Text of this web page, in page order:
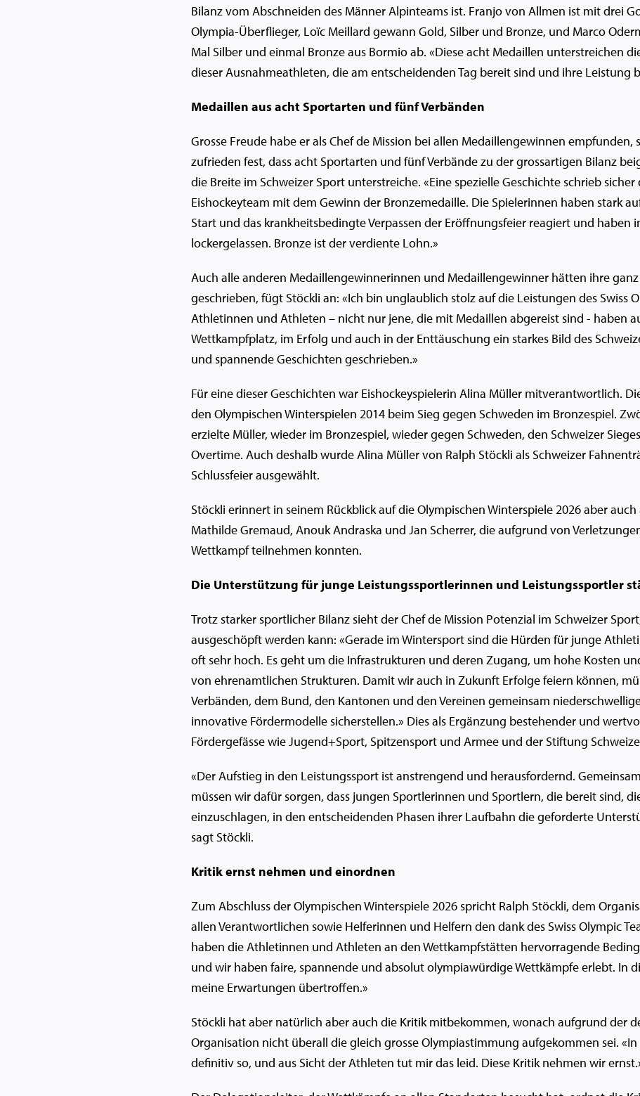
Bilanz vom Abschneiden des Männer Alpinteams ist. Franjo von Allmen ist mit drei
Olympia-Überflieger, Loïc Meillard gewann Gold, Silber und Bronze, und Marco
Mal Silber und einmal Bronze aus Bormio ab. «Diese acht Medaillen unterstreichen
dieser Ausnahmeathleten, die am entscheidenden Tag bereit sind und ihre Leistung
Medaillen aus acht Sportarten und fünf Verbänden
Grosse Freude habe er als Chef de Mission bei allen Medaillengewinnen empfunden,
zufrieden fest, dass acht Sportarten und fünf Verbände zu der grossartigen Bilanz
die Breite im Schweizer Sport unterstreiche. «Eine spezielle Geschichte schrieb sicher
Eishockeyteam mit dem Gewinn der Bronzemedaille. Die Spielerinnen haben stark
Start und das krankheitsbedingte Verpassen der Eröffnungsfeier reagiert und haben
lockergelassen. Bronze ist der verdiente Lohn.»
Auch alle anderen Medaillengewinnerinnen und Medaillengewinner hätten ihre
geschrieben, fügt Stöckli an: «Ich bin unglaublich stolz auf die Leistungen des Swiss
Athletinnen und Athleten – nicht nur jene, die mit Medaillen abgereist sind - haben
Wettkampfplatz, im Erfolg und auch in der Enttäuschung ein starkes Bild des
und spannende Geschichten geschrieben.»
Für eine dieser Geschichten war Eishockeyspielerin Alina Müller mitverantwortlich.
den Olympischen Winterspielen 2014 beim Sieg gegen Schweden im Bronzespiel.
erzielte Müller, wieder im Bronzespiel, wieder gegen Schweden, den Schweizer
Overtime. Auch deshalb wurde Alina Müller von Ralph Stöckli als Schweizer
Schlussfeier ausgewählt.
Stöckli erinnert in seinem Rückblick auf die Olympischen Winterspiele 2026 aber auch
Mathilde Gremaud, Anouk Andraska und Jan Scherrer, die aufgrund von
Wettkampf teilnehmen konnten.
Die Unterstützung für junge Leistungssportlerinnen und Leistungssportler
Trotz starker sportlicher Bilanz sieht der Chef de Mission Potenzial im Schweizer
ausgeschöpft werden kann: «Gerade im Wintersport sind die Hürden für junge
oft sehr hoch. Es geht um die Infrastrukturen und deren Zugang, um hohe Kosten
von ehrenamtlichen Strukturen. Damit wir auch in Zukunft Erfolge feiern können,
Verbänden, dem Bund, den Kantonen und den Vereinen gemeinsam
innovative Fördermodelle sicherstellen.» Dies als Ergänzung bestehender und
Fördergefässe wie Jugend+Sport, Spitzensport und Armee und der Stiftung
«Der Aufstieg in den Leistungssport ist anstrengend und herausfordernd.
müssen wir dafür sorgen, dass jungen Sportlerinnen und Sportlern, die bereit sind,
einzuschlagen, in den entscheidenden Phasen ihrer Laufbahn die geforderte
sagt Stöckli.
Kritik ernst nehmen und einordnen
Zum Abschluss der Olympischen Winterspiele 2026 spricht Ralph Stöckli, dem
allen Verantwortlichen sowie Helferinnen und Helfern den dank des Swiss Olympic
haben die Athletinnen und Athleten an den Wettkampfstätten hervorragende
und wir haben faire, spannende und absolut olympiawürdige Wettkämpfe erlebt. In
meine Erwartungen übertroffen.»
Stöckli hat aber natürlich aber auch die Kritik mitbekommen, wonach aufgrund der
Organisation nicht überall die gleich grosse Olympiastimmung aufgekommen sei.
definitiv so, und aus Sicht der Athleten tut mir das leid. Diese Kritik nehmen wir